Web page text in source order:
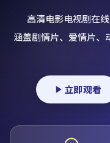
高清电影电视剧在
涵盖剧情片、爱情片、
立即观看